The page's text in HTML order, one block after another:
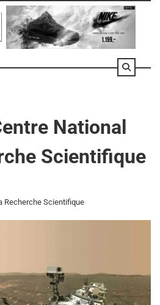
National
Scientifique
Recherche Scientifique